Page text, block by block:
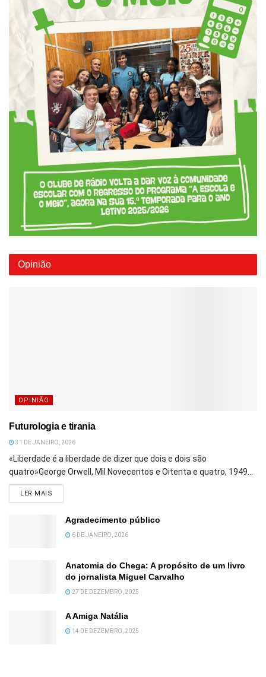
Opinião
OPINIÃO
Futurologia e tirania
31 DE JANEIRO, 2026
«Liberdade é a liberdade de dizer que dois e dois são
quatro»George Orwell, Mil Novecentos e Oitenta e quatro, 1949...
LER MAIS
Agradecimento público
6 DE JANEIRO, 2026
Anatomia do Chega: A propósito de um livro
do jornalista Miguel Carvalho
27 DE DEZEMBRO, 2025
A Amiga Natália
14 DE DEZEMBRO, 2025